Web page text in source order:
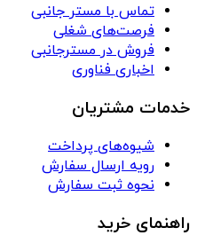
تماس با مستر جانبی
فرصت‌های شغلی
فروش در مسترجانبی
اخباری فناوری
خدمات مشتریان
شیوه‌های پرداخت
رویه ارسال سفارش
نحوه ثبت سفارش
راهنمای خرید